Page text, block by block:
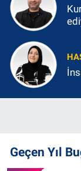
Geçen Yıl